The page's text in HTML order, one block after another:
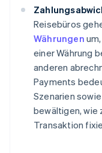
Reisebüros
Währungen
einer Währung
anderen
Payments
Szenarien
bewältigen, wie
Transaktion